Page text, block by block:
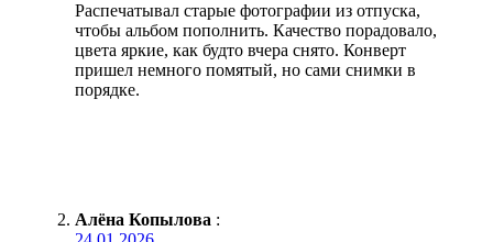
Распечатывал старые фотографии из отпуска,
чтобы альбом пополнить. Качество порадовало,
цвета яркие, как будто вчера снято. Конверт
пришел немного помятый, но сами снимки в
порядке.
Алёна Копылова :